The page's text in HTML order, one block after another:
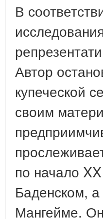
В
Автор
купеческой
своим
по начало
Баденском,
Мангейме.